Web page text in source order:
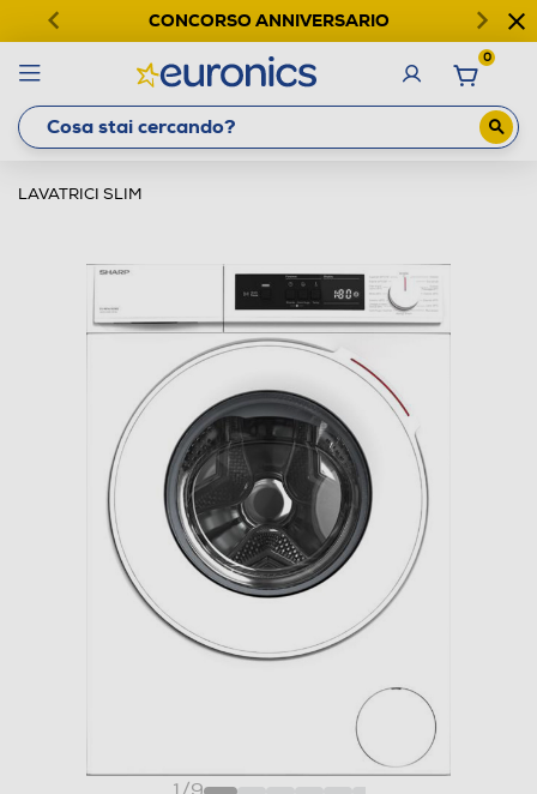
CONCORSO ANNIVERSARIO
0
LAVATRICI SLIM